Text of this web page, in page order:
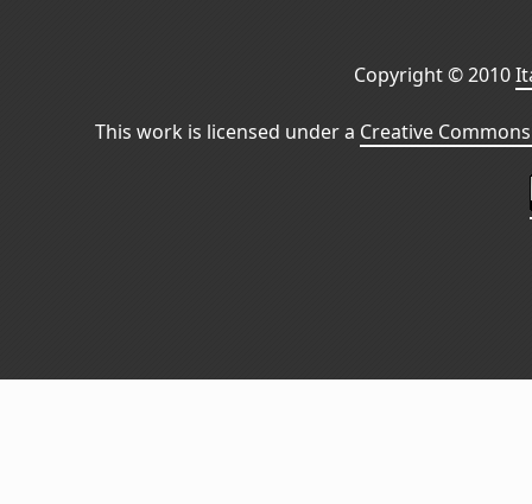
Copyright © 2010
This work is licensed under a Creative